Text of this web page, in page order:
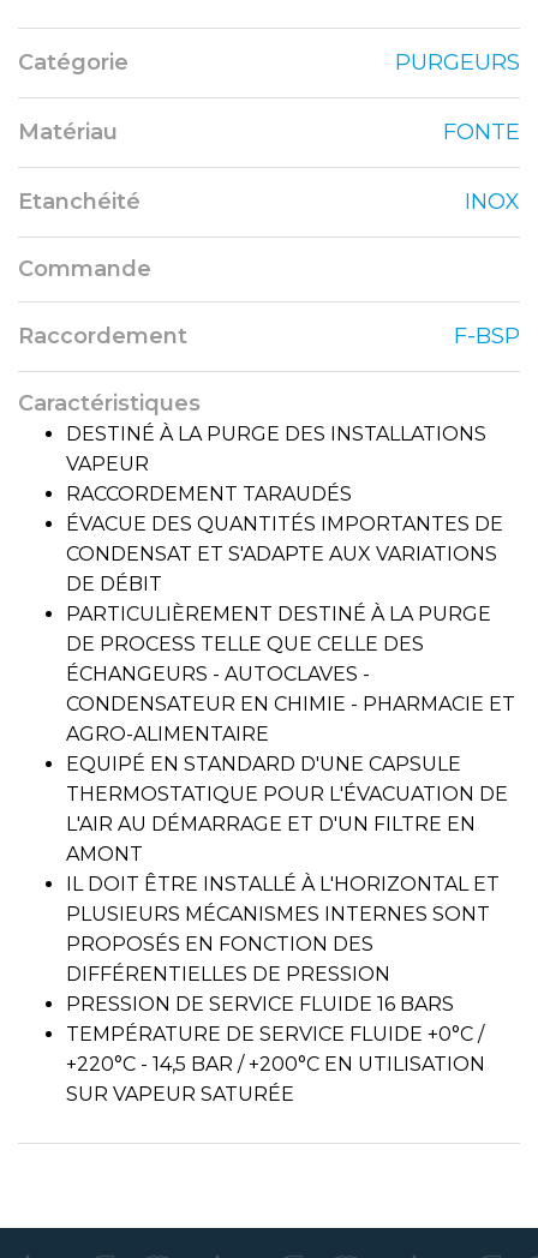
Catégorie PURGEURS
Matériau FONTE
Etanchéité INOX
Commande
Raccordement F-BSP
Caractéristiques
DESTINÉ À LA PURGE DES INSTALLATIONS
VAPEUR
RACCORDEMENT TARAUDÉS
ÉVACUE DES QUANTITÉS IMPORTANTES DE
CONDENSAT ET S'ADAPTE AUX VARIATIONS
DE DÉBIT
PARTICULIÈREMENT DESTINÉ À LA PURGE
DE PROCESS TELLE QUE CELLE DES
ÉCHANGEURS - AUTOCLAVES -
CONDENSATEUR EN CHIMIE - PHARMACIE ET
AGRO-ALIMENTAIRE
EQUIPÉ EN STANDARD D'UNE CAPSULE
THERMOSTATIQUE POUR L'ÉVACUATION DE
L'AIR AU DÉMARRAGE ET D'UN FILTRE EN
AMONT
IL DOIT ÊTRE INSTALLÉ À L'HORIZONTAL ET
PLUSIEURS MÉCANISMES INTERNES SONT
PROPOSÉS EN FONCTION DES
DIFFÉRENTIELLES DE PRESSION
PRESSION DE SERVICE FLUIDE 16 BARS
TEMPÉRATURE DE SERVICE FLUIDE +0°C /
+220°C - 14,5 BAR / +200°C EN UTILISATION
SUR VAPEUR SATURÉE